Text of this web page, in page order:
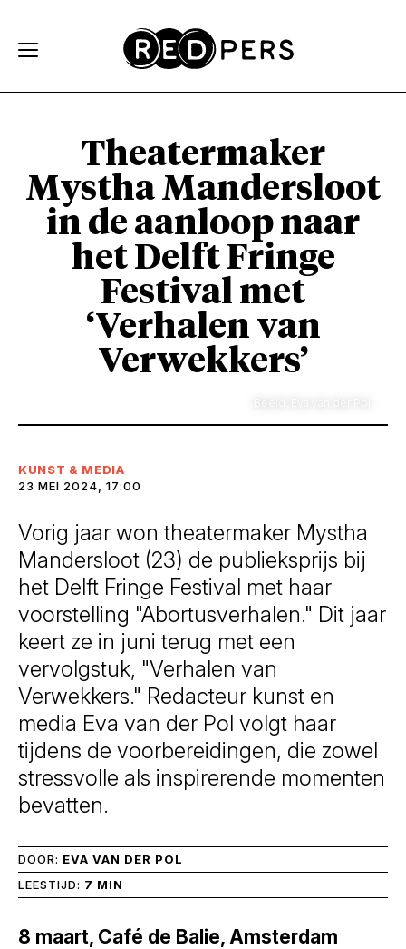
Theatermaker
Mystha Mandersloot
in de aanloop naar
het Delft Fringe
Festival met
‘Verhalen van
Verwekkers’
KUNST & MEDIA
23 MEI 2024, 17:00
Vorig jaar won theatermaker Mystha
Mandersloot (23) de publieksprijs bij
het Delft Fringe Festival met haar
voorstelling "Abortusverhalen." Dit jaar
keert ze in juni terug met een
vervolgstuk, "Verhalen van
Verwekkers." Redacteur kunst en
media Eva van der Pol volgt haar
tijdens de voorbereidingen, die zowel
stressvolle als inspirerende momenten
bevatten.
DOOR: EVA VAN DER POL
LEESTIJD: 7 MIN
8 maart, Café de Balie, Amsterdam